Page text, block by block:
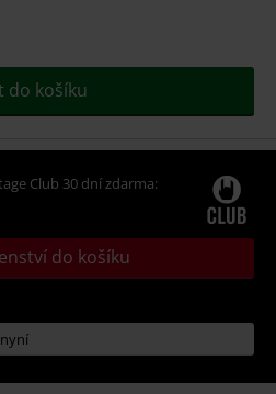
do košíku
Club 30 dní zdarma:
do košíku